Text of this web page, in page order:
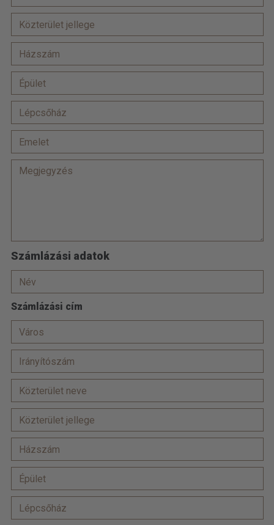
Számlázási adatok
Számlázási cím